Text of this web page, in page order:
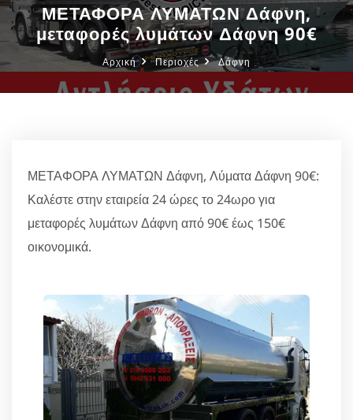
ΜΕΤΑΦΟΡΑ ΛΥΜΑΤΩΝ Δάφνη,
μεταφορές λυμάτων Δάφνη 90€
Αρχική Περιοχές Δάφνη
ΜΕΤΑΦΟΡΑ ΛΥΜΑΤΩΝ Δάφνη, Λύματα Δάφνη 90€:
Καλέστε στην εταιρεία 24 ώρες το 24ωρο για
μεταφορές λυμάτων Δάφνη από 90€ έως 150€
οικονομικά.